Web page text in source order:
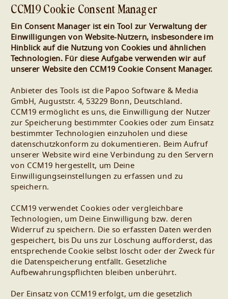
CCM19 Cookie Consent Manager
Ein Consent Manager ist ein Tool zur Verwaltung der
Einwilligungen von Website-Nutzern, insbesondere im
Hinblick auf die Nutzung von Cookies und ähnlichen
Technologien. Für diese Aufgabe verwenden wir auf
unserer Website den CCM19 Cookie Consent Manager.
Anbieter des Tools ist die Papoo Software & Media
GmbH, Auguststr. 4, 53229 Bonn, Deutschland.
CCM19 ermöglicht es uns, die Einwilligung der Nutzer
zur Speicherung bestimmter Cookies oder zum Einsatz
bestimmter Technologien einzuholen und diese
datenschutzkonform zu dokumentieren. Beim Aufruf
unserer Website wird eine Verbindung zu den Servern
von CCM19 hergestellt, um Deine
Einwilligungseinstellungen zu erfassen und zu
speichern.
CCM19 verwendet Cookies oder vergleichbare
Technologien, um Deine Einwilligung bzw. deren
Widerruf zu speichern. Die so erfassten Daten werden
gespeichert, bis Du uns zur Löschung aufforderst, das
entsprechende Cookie selbst löscht oder der Zweck für
die Datenspeicherung entfällt. Gesetzliche
Aufbewahrungspflichten bleiben unberührt.
Der Einsatz von CCM19 erfolgt, um die gesetzlich